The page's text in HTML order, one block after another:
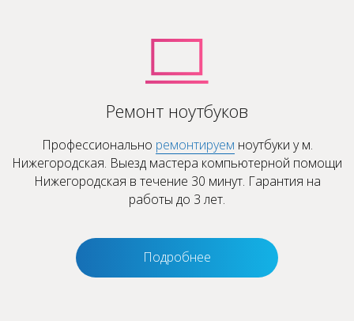
Ремонт ноутбуков
Профессионально ремонтируем ноутбуки у м.
Нижегородская. Выезд мастера компьютерной помощи
Нижегородская в течение 30 минут. Гарантия на
работы до 3 лет.
Подробнее